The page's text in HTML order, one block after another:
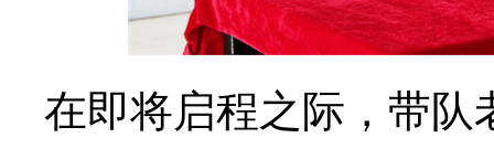
在即将启程之际，带队